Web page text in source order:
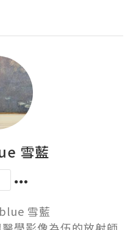
雪藍
雪藍